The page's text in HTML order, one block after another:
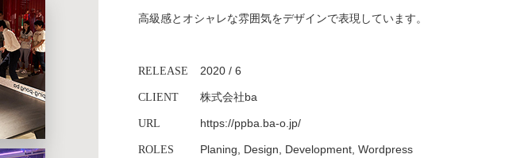
高級感とオシャレな雰囲気をデザインで表現しています。
RELEASE 2020 / 6
CLIENT 株式会社ba
URL https://ppba.ba-o.jp/
ROLES Planing, Design, Development, Wordpress